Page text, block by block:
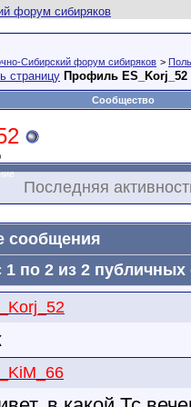
Сибирский форум сибиряков >
Профиль ES_Korj_52
Сообщество
Последняя
сообщения
1 по 2 из 2